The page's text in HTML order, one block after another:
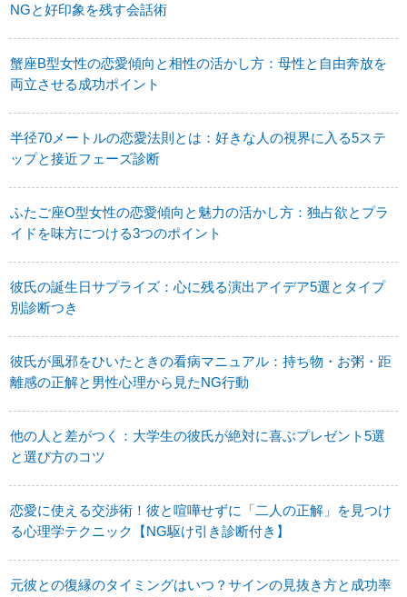
NGと好印象を残す会話術
蟹座B型女性の恋愛傾向と相性の活かし方：母性と自由奔放を
両立させる成功ポイント
半径70メートルの恋愛法則とは：好きな人の視界に入る5ステ
ップと接近フェーズ診断
ふたご座O型女性の恋愛傾向と魅力の活かし方：独占欲とプラ
イドを味方につける3つのポイント
彼氏の誕生日サプライズ：心に残る演出アイデア5選とタイプ
別診断つき
彼氏が風邪をひいたときの看病マニュアル：持ち物・お粥・距
離感の正解と男性心理から見たNG行動
他の人と差がつく：大学生の彼氏が絶対に喜ぶプレゼント5選
と選び方のコツ
恋愛に使える交渉術！彼と喧嘩せずに「二人の正解」を見つけ
る心理学テクニック【NG駆け引き診断付き】
元彼との復縁のタイミングはいつ？サインの見抜き方と成功率